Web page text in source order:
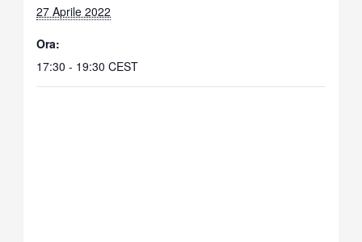
27 Aprile 2022
Ora:
17:30 - 19:30CEST